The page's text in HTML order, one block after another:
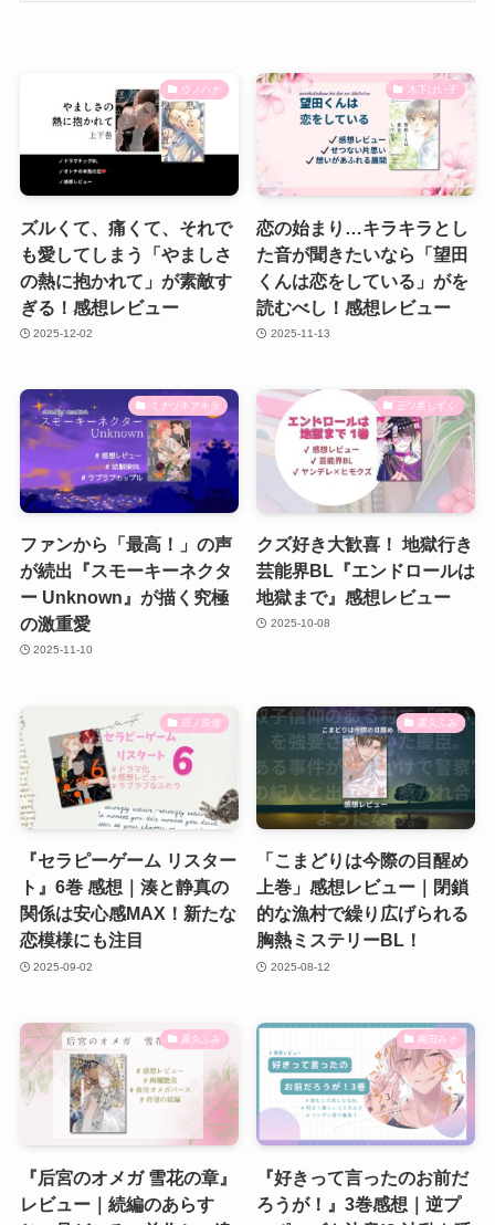
ウノハナ
ズルくて、痛くて、それで
も愛してしまう「やましさ
の熱に抱かれて」が素敵す
ぎる！感想レビュー
2025-12-02
木下けい子
恋の始まり…キラキラとし
た音が聞きたいなら「望田
くんは恋をしている」がを
読むべし！感想レビュー
2025-11-13
ミナヅキアキラ
ファンから「最高！」の声
が続出『スモーキーネクタ
ー Unknown』が描く究極
の激重愛
2025-11-10
三ツ星しずく
クズ好き大歓喜！ 地獄行き
芸能界BL『エンドロールは
地獄まで』感想レビュー
2025-10-08
日ノ原巡
『セラピーゲーム リスター
ト』6巻 感想｜湊と静真の
関係は安心感MAX！新たな
恋模様にも注目
2025-09-02
露久ふみ
「こまどりは今際の目醒め
上巻」感想レビュー｜閉鎖
的な漁村で繰り広げられる
胸熱ミステリーBL！
2025-08-12
露久ふみ
『后宮のオメガ 雪花の章』
レビュー｜続編のあらす
梅田みそ
『好きって言ったのお前だ
ろうが！』3巻感想｜逆プ